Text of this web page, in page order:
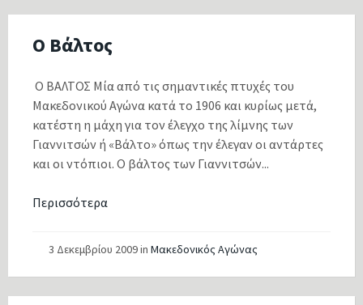
Ο Βάλτος
Ο ΒΑΛΤΟΣ Μία από τις σημαντικές πτυχές του
Μακεδονικού Αγώνα κατά το 1906 και κυρίως μετά,
κατέστη η μάχη για τον έλεγχο της λίμνης των
Γιαννιτσών ή «Βάλτο» όπως την έλεγαν οι αντάρτες
και οι ντόπιοι. Ο βάλτος των Γιαννιτσών...
Περισσότερα
3 Δεκεμβρίου 2009in Μακεδονικός Αγώνας